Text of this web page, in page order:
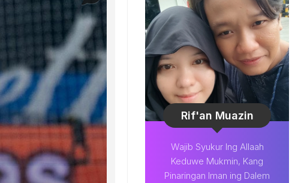
Rif'an Muazin
Wajib Syukur Ing Allaah
Keduwe Mukmin, Kang
Pinaringan Iman ing Dalem